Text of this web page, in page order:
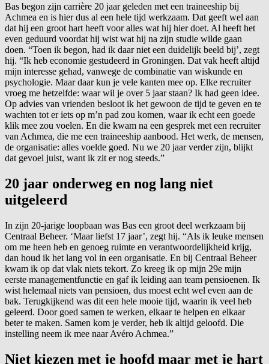
Bas begon zijn carrière 20 jaar geleden met een traineeship bij
Achmea en is hier dus al een hele tijd werkzaam. Dat geeft wel aan
dat hij een groot hart heeft voor alles wat hij hier doet. Al heeft het
even geduurd voordat hij wist wat hij na zijn studie wilde gaan
doen. “Toen ik begon, had ik daar niet een duidelijk beeld bij’, zegt
hij. “Ik heb economie gestudeerd in Groningen. Dat vak heeft altijd
mijn interesse gehad, vanwege de combinatie van wiskunde en
psychologie. Maar daar kun je vele kanten mee op. Elke recruiter
vroeg me hetzelfde: waar wil je over 5 jaar staan? Ik had geen idee.
Op advies van vrienden besloot ik het gewoon de tijd te geven en te
wachten tot er iets op m’n pad zou komen, waar ik echt een goede
klik mee zou voelen. En die kwam na een gesprek met een recruiter
van Achmea, die me een traineeship aanbood. Het werk, de mensen,
de organisatie: alles voelde goed. Nu we 20 jaar verder zijn, blijkt
dat gevoel juist, want ik zit er nog steeds.”
20 jaar onderweg en nog lang niet
uitgeleerd
In zijn 20-jarige loopbaan was Bas een groot deel werkzaam bij
Centraal Beheer. ‘Maar liefst 17 jaar’, zegt hij. “Als ik leuke mensen
om me heen heb en genoeg ruimte en verantwoordelijkheid krijg,
dan houd ik het lang vol in een organisatie. En bij Centraal Beheer
kwam ik op dat vlak niets tekort. Zo kreeg ik op mijn 29e mijn
eerste managementfunctie en gaf ik leiding aan team pensioenen. Ik
wist helemaal niets van pensioen, dus moest echt wel even aan de
bak. Terugkijkend was dit een hele mooie tijd, waarin ik veel heb
geleerd. Door goed samen te werken, elkaar te helpen en elkaar
beter te maken. Samen kom je verder, heb ik altijd geloofd. Die
instelling neem ik mee naar Avéro Achmea.”
Niet kiezen met je hoofd maar met je hart